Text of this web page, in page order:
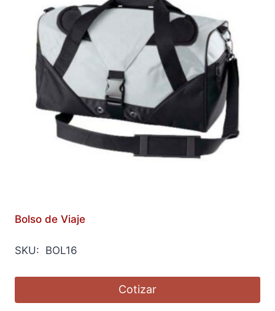
Bolso de Viaje
SKU: BOL16
Cotizar